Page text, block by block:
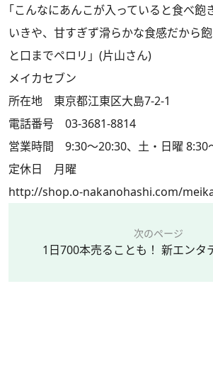
｢こんなにあんこが入っていると食べ飽
いきや、甘すぎず滑らかな食感だから
と口までペロリ」(片山さん)
メイカセブン
所在地 東京都江東区大島7-2-1
電話番号 03-3681-8814
営業時間 9:30～20:30、土・日曜 8:30
定休日 月曜
http://shop.o-nakanohashi.com/
次のページ
1日700本売ることも！ 新エンタ